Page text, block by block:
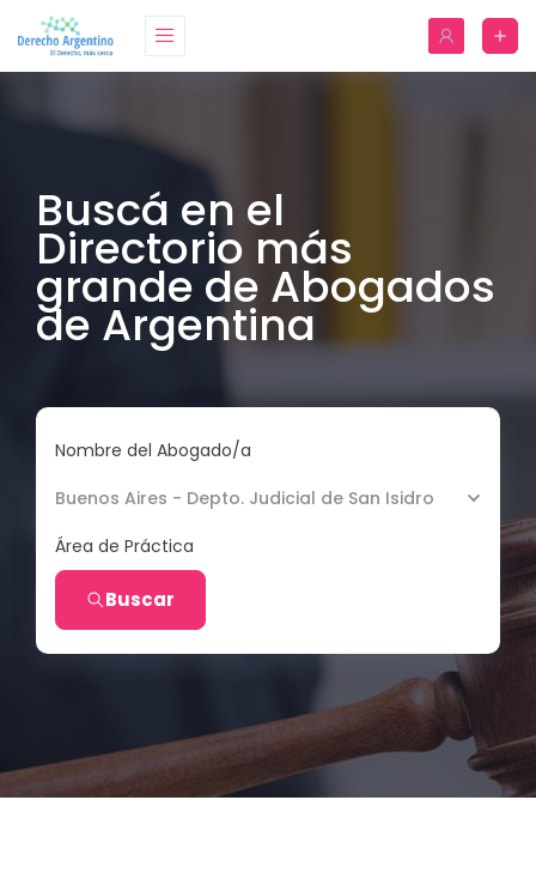
Buscá en el
Directorio más
grande de Abogados
de Argentina
Nombre del Abogado/a
Buenos Aires - Depto. Judicial de San Isidro
Área de Práctica
Buscar